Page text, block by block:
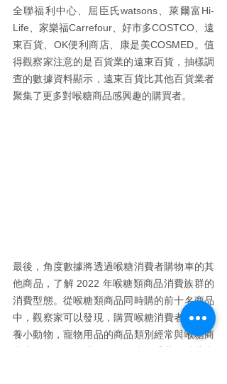
全聯福利中心、屈臣氏watsons、萊爾富Hi-
Life、家樂福Carrefour、好市多COSTCO、遠
東百貨、OK便利商店、康是美COSMED。值
得觀察家注意的是百貨業的遠東百貨，抽樣調
查的數據資料顯示，遠東百貨比其他百貨業者
聚集了更多對喉糖商品感興趣的購買者。
最後，角度數據將透過喉糖消費者購物車的其
他商品，了解 2022 年喉糖類商品消費族群的
消費型態。從喉糖類商品同時購的前十名商品
中，觀察家可以發現，購買喉糖消費者喜歡飼
養小動物，寵物用品的商品類別經常與喉糖商